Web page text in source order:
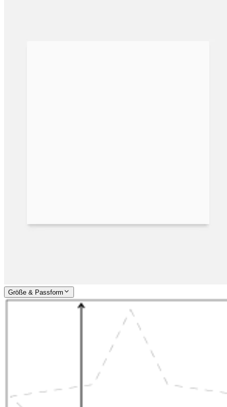
Größe & Passform